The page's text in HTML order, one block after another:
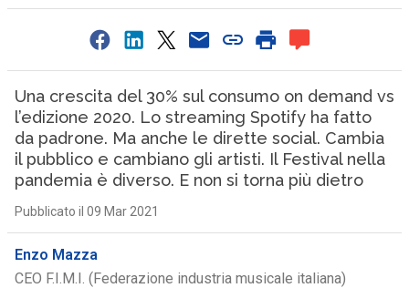
Una crescita del 30% sul consumo on demand vs
l’edizione 2020. Lo streaming Spotify ha fatto
da padrone. Ma anche le dirette social. Cambia
il pubblico e cambiano gli artisti. Il Festival nella
pandemia è diverso. E non si torna più dietro
Pubblicato il 09 Mar 2021
Enzo Mazza
CEO F.I.M.I. (Federazione industria musicale italiana)